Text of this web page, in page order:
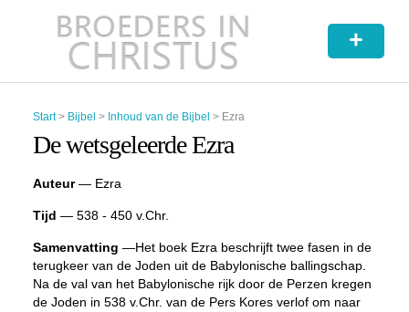
+
Start> Bijbel > Inhoud van de Bijbel > Ezra
De wetsgeleerde Ezra
Auteur— Ezra
Tijd — 538 - 450 v.Chr.
Samenvatting —Het boek Ezra beschrijft twee fasen in de
terugkeer van de Joden uit de Babylonische ballingschap.
Na de val van het Babylonische rijk door de Perzen kregen
de Joden in 538 v.Chr. van de Pers Kores verlof om naar